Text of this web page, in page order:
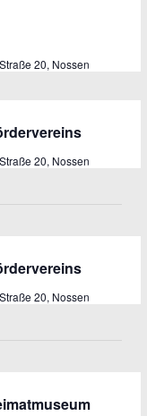
20, Nossen
20, Nossen
20, Nossen